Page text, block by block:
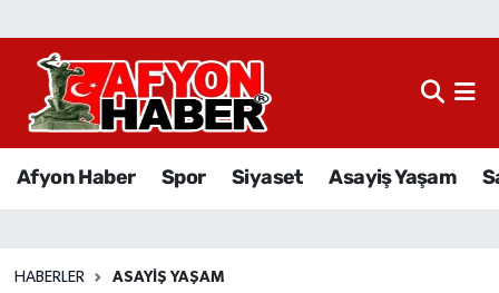
Afyon Haber Spor Siyaset Asayiş Yaşam
HABERLER ASAYIŞ YAŞAM
Afyon Haber